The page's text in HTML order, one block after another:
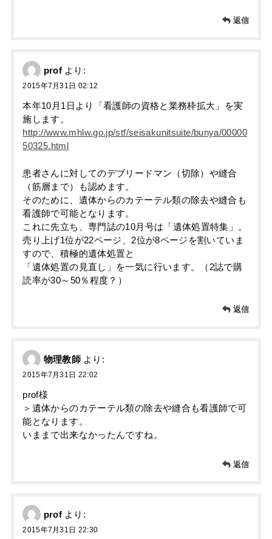
返信
prof より:
2015年7月31日 02:12
本年10月1日より「看護師の資格と業務枠拡大」を実
施します。
http://www.mhlw.go.jp/stf/seisakunitsuite/bunya/00000
50325.html
患者さんに対してのデブリードマン（切除）や縫合
（筋層まで）も認めます。
そのために、遺体からのカテーテル類の除去や縫合も
看護師で可能となります。
これに先立ち、専門誌の10月号は「遺体処置特集」。
売り上げ1位が22ページ、2位が8ページを割いていま
すので、積極的遺体処置と
「遺体処置の見直し」を一気に行います。（2誌で購
読率が30～50％程度？）
返信
物理教師 より:
2015年7月31日 22:02
prof様
＞遺体からのカテーテル類の除去や縫合も看護師で可
能となります。
いままで出来なかったんですね。
返信
prof より:
2015年7月31日 22:30